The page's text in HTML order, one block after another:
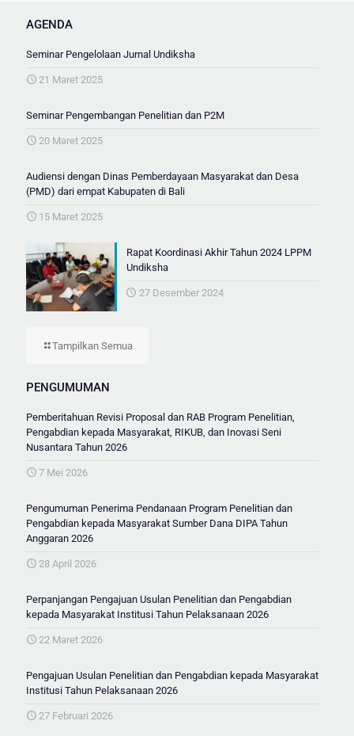
AGENDA
Seminar Pengelolaan Jurnal Undiksha
21 Maret 2025
Seminar Pengembangan Penelitian dan P2M
20 Maret 2025
Audiensi dengan Dinas Pemberdayaan Masyarakat dan Desa
(PMD) dari empat Kabupaten di Bali
15 Maret 2025
Rapat Koordinasi Akhir Tahun 2024 LPPM
Undiksha
27 Desember 2024
Tampilkan Semua
PENGUMUMAN
Pemberitahuan Revisi Proposal dan RAB Program Penelitian,
Pengabdian kepada Masyarakat, RIKUB, dan Inovasi Seni
Nusantara Tahun 2026
7 Mei 2026
Pengumuman Penerima Pendanaan Program Penelitian dan
Pengabdian kepada Masyarakat Sumber Dana DIPA Tahun
Anggaran 2026
28 April 2026
Perpanjangan Pengajuan Usulan Penelitian dan Pengabdian
kepada Masyarakat Institusi Tahun Pelaksanaan 2026
22 Maret 2026
Pengajuan Usulan Penelitian dan Pengabdian kepada Masyarakat
Institusi Tahun Pelaksanaan 2026
27 Februari 2026